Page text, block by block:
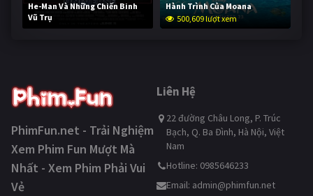
He-Man Và Những Chiến Binh
Vũ Trụ
250,284 lượt xem
Hành Trình Của Moana
500,609 lượt xem
PhimFun.net - Trải Nghiệm
Xem Phim Fun Mượt Mà
Nhất - Xem Phim Phải Vui
Vẻ
Liên Hệ
22 đường Châu Long, P. Trúc
Bạch, Q. Ba Đình, Hà Nội, Việt
Nam
Hotline: 0985646233
Email: admin@phimfun.net